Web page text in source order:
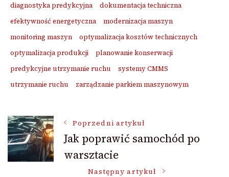
diagnostyka predykcyjna
dokumentacja techniczna
efektywność energetyczna
modernizacja maszyn
monitoring maszyn
optymalizacja kosztów technicznych
optymalizacja produkcji
planowanie konserwacji
predykcyjne utrzymanie ruchu
systemy CMMS
utrzymanie ruchu
zarządzanie parkiem maszynowym
Nawigacja
wpisu
Poprzedni artykuł
Jak poprawić samochód po
warsztacie
Następny artykuł